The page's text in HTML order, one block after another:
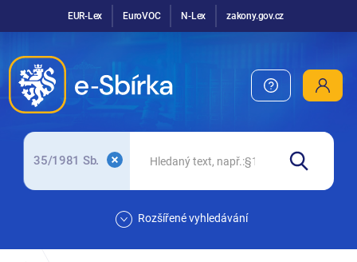
EUR-Lex EuroVOC N-Lex zakony.gov.cz
35/1981 Sb.
Rozšířené vyhledávání